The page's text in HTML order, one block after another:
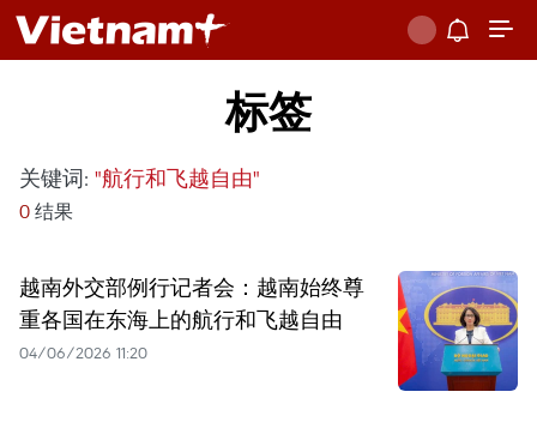
标签
关键词: "航行和飞越自由"
0 结果
越南外交部例行记者会：越南始终尊
重各国在东海上的航行和飞越自由
04/06/2026 11:20